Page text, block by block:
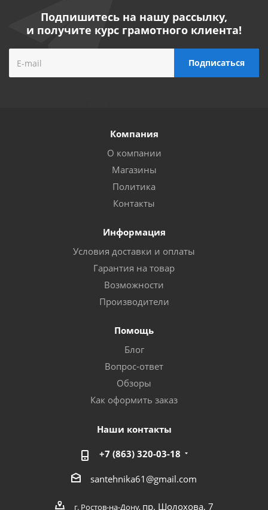
Подпишитесь на нашу рассылку,
и получите курс грамотного клиента!
Компания
О компании
Магазины
Политика
Контакты
Информация
Условия доставки и оплаты
Гарантия на товар
Возможности
Производители
Помощь
Блог
Вопрос-ответ
Обзоры
Как оформить заказ
Наши контакты
+7 (863) 320-03-18
santehnika61@gmail.com
г. Ростов-на-Дону, пр. Шолохова, 7